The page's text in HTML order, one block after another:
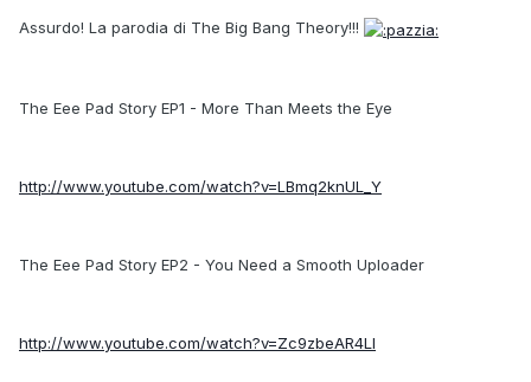
Assurdo! La parodia di The Big Bang Theory!!!
The Eee Pad Story EP1 - More Than Meets the Eye
http://www.youtube.com/watch?v=LBmq2knUL_Y
The Eee Pad Story EP2 - You Need a Smooth Uploader
http://www.youtube.com/watch?v=Zc9zbeAR4LI